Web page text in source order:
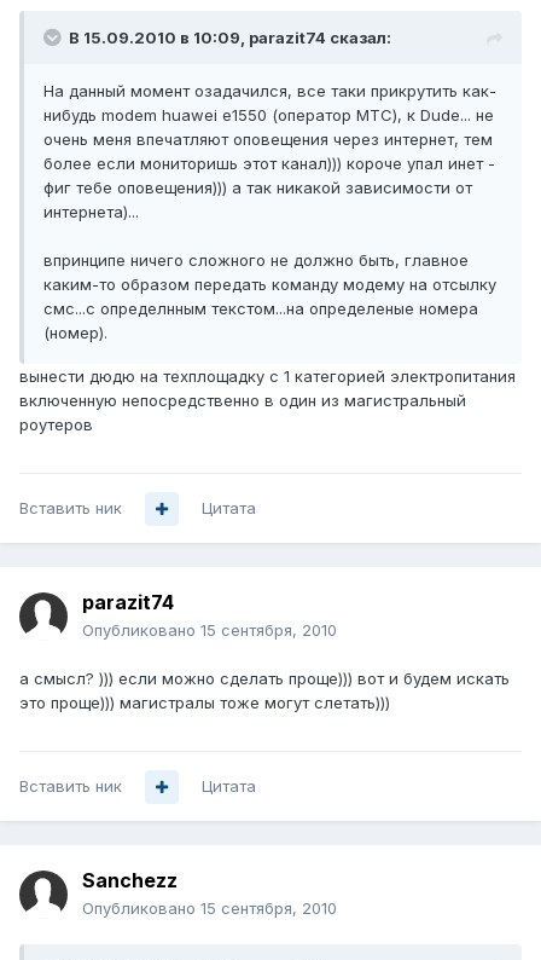
В 15.09.2010 в 10:09, parazit74 сказал:
На данный момент озадачился, все таки прикрутить как-
нибудь modem huawei e1550 (оператор МТС), к Dude... не
очень меня впечатляют оповещения через интернет, тем
более если мониторишь этот канал))) короче упал инет -
фиг тебе оповещения))) а так никакой зависимости от
интернета)...
впринципе ничего сложного не должно быть, главное
каким-то образом передать команду модему на отсылку
смс...с определнным текстом...на определеные номера
(номер).
вынести дюдю на техплощадку с 1 категорией электропитания
включенную непосредственно в один из магистральный
роутеров
Вставить ник Цитата
parazit74
Опубликовано 15 сентября, 2010
а смысл? ))) если можно сделать проще))) вот и будем искать
это проще))) магистралы тоже могут слетать)))
Вставить ник Цитата
Sanchezz
Опубликовано 15 сентября, 2010